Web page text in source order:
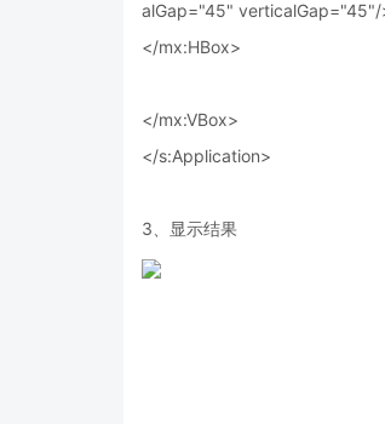
alGap="45" verticalGap="45"/
</mx:HBox>
</mx:VBox>
</s:Application>
3、显示结果